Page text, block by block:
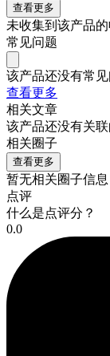
查看更多
未收集到该产品
常见问题
该产品还没有常
查看更多
相关文章
该产品还没有关
相关圈子
查看更多
暂无相关圈子信息
点评
什么是点评分？
0.0